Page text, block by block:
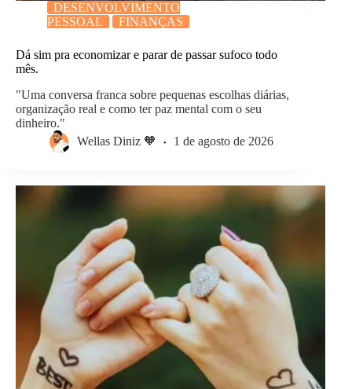
DESENVOLVIMENTO
PESSOAL
FINANÇAS
Dá sim pra economizar e parar de passar sufoco todo
mês.
"Uma conversa franca sobre pequenas escolhas diárias,
organização real e como ter paz mental com o seu
dinheiro."
Wellas Diniz 🧡
1 de agosto de 2026